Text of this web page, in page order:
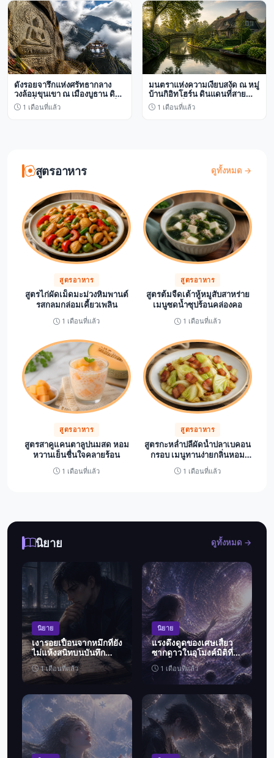
ดั่งรอยจารึกแห่งศรัทธากลาง
วงล้อมขุนเขา ณ เมืองบูธาน ดิน
แดนที่วิถีแห่งจิตวิญญาณสถิตใน
ไอหมอก
1 เดือนที่แล้ว
มนตราแห่งความเงียบสงัด ณ หมู่
บ้านกิอิทโฮร์น ดินแดนที่สายน้ำ
ถักทอเส้นใยแห่งกาลเวลา
1 เดือนที่แล้ว
สูตรอาหาร ดูทั้งหมด →
สูตรอาหาร
สูตรไก่ผัดเม็ดมะม่วงหิมพานต์
รสกลมกล่อมเคี้ยวเพลิน
1 เดือนที่แล้ว
สูตรอาหาร
สูตรต้มจืดเต้าหู้หมูสับสาหร่าย
เมนูซดน้ำซุปร้อนคล่องคอ
1 เดือนที่แล้ว
สูตรอาหาร
สูตรสาคูแคนตาลูปนมสด หอม
หวานเย็นชื่นใจคลายร้อน
1 เดือนที่แล้ว
สูตรอาหาร
สูตรกะหล่ำปลีผัดน้ำปลาเบคอน
กรอบ เมนูทานง่ายกลิ่นหอม
ชวนหิว
1 เดือนที่แล้ว
นิยาย ดูทั้งหมด →
นิยาย
เงารอยเปื้อนจากหมึกที่ยัง
ไม่แห้งสนิทบนบันทึก
อาชญากรรม
1 เดือนที่แล้ว
นิยาย
แรงดึงดูดของเศษเสี้ยว
ซากดาวในอุโมงค์มิติที่
บิดเบี้ยว
1 เดือนที่แล้ว